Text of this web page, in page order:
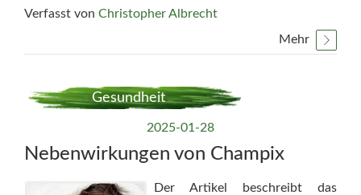
Verfasst von Christopher Albrecht
Mehr
Gesundheit
2025-01-28
Nebenwirkungen von Champix
Der Artikel beschreibt das